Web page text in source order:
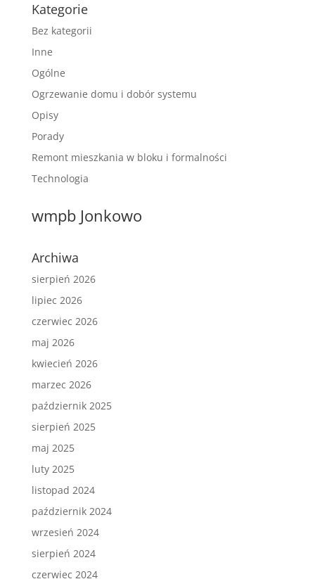
Kategorie
Bez kategorii
Inne
Ogólne
Ogrzewanie domu i dobór systemu
Opisy
Porady
Remont mieszkania w bloku i formalności
Technologia
wmpb Jonkowo
Archiwa
sierpień 2026
lipiec 2026
czerwiec 2026
maj 2026
kwiecień 2026
marzec 2026
październik 2025
sierpień 2025
maj 2025
luty 2025
listopad 2024
październik 2024
wrzesień 2024
sierpień 2024
czerwiec 2024